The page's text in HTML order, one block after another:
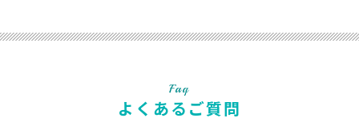
Faq
よくあるご質問